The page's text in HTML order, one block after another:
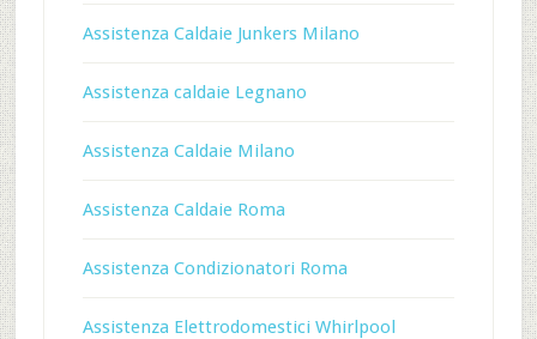
Assistenza Caldaie Junkers Milano
Assistenza caldaie Legnano
Assistenza Caldaie Milano
Assistenza Caldaie Roma
Assistenza Condizionatori Roma
Assistenza Elettrodomestici Whirlpool